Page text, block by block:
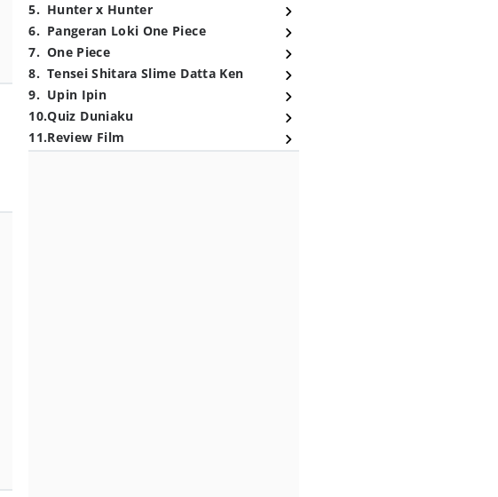
5. Hunter x Hunter
6. Pangeran Loki One Piece
7. One Piece
8. Tensei Shitara Slime Datta Ken
9. Upin Ipin
10.Quiz Duniaku
11.Review Film